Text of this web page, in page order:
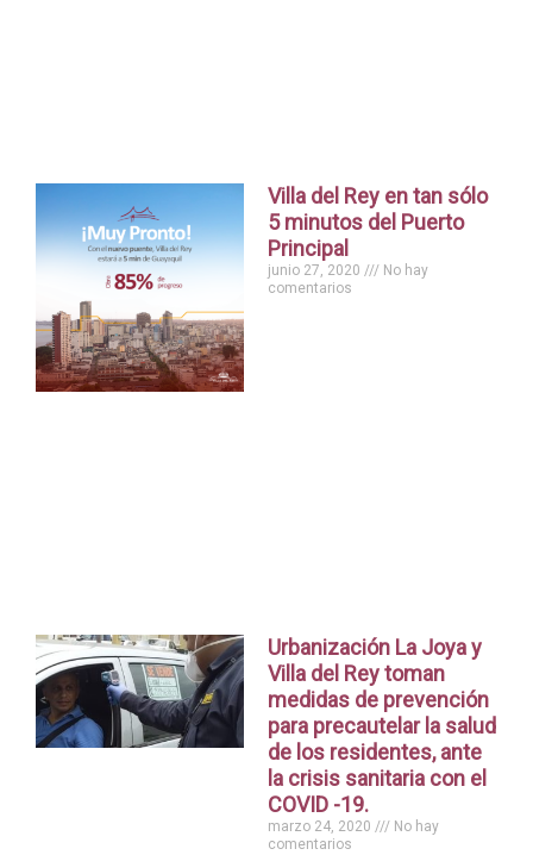
Villa del Rey en tan sólo
5 minutos del Puerto
Principal
junio 27, 2020
No hay
comentarios
Urbanización La Joya y
Villa del Rey toman
medidas de prevención
para precautelar la salud
de los residentes, ante
la crisis sanitaria con el
COVID -19.
marzo 24, 2020
No hay
comentarios